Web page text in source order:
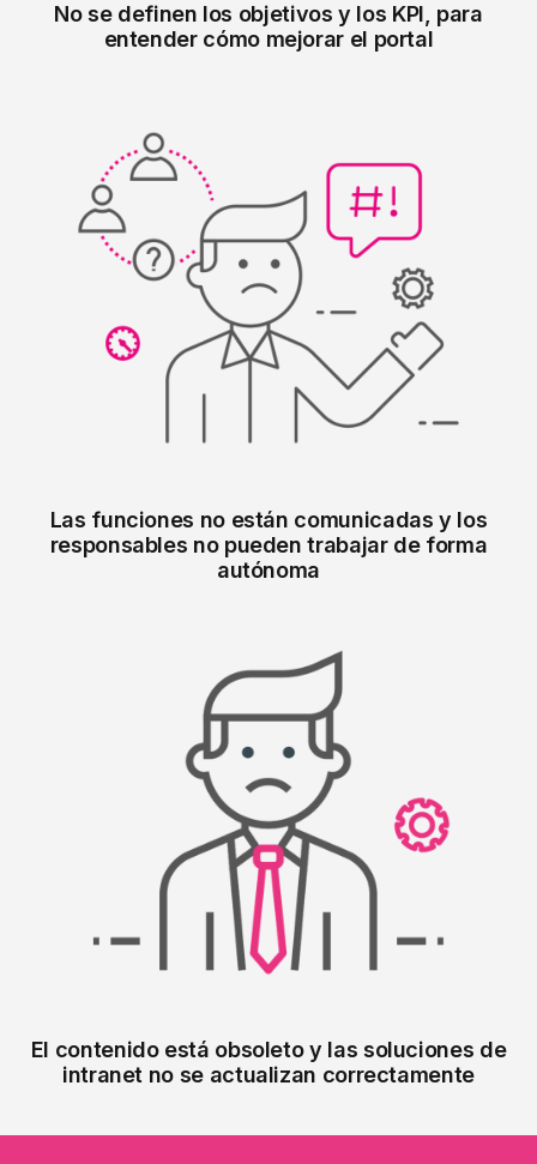
No se definen los objetivos y los KPI, para
entender cómo mejorar el portal
Las funciones no están comunicadas y los
responsables no pueden trabajar de forma
autónoma
El contenido está obsoleto y las soluciones de
intranet no se actualizan correctamente